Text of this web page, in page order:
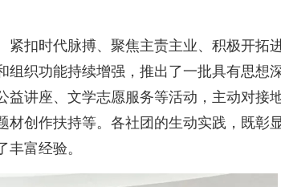
紧扣时代脉搏、聚焦主责主业、积极开拓
织功能持续增强，推出了一批具有思想
益讲座、文学志愿服务等活动，主动对接
创作扶持等。各社团的生动实践，既彰
富经验。